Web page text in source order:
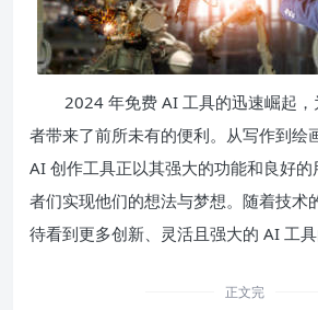
2024 年免费 AI 工具的迅速崛起
者带来了前所未有的便利。从写作到绘
AI 创作工具正以其强大的功能和良好
者们实现他们的想法与梦想。随着技术
待看到更多创新、灵活且强大的 AI 工具
正文完